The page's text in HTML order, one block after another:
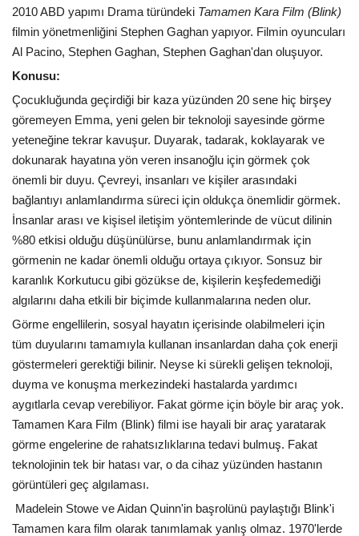
2010 ABD yapımı Drama türündeki Tamamen Kara Film (Blink)
filmin yönetmenliğini Stephen Gaghan yapıyor. Filmin oyuncuları
Al Pacino, Stephen Gaghan, Stephen Gaghan'dan oluşuyor.
Konusu:
Çocukluğunda geçirdiği bir kaza yüzünden 20 sene hiç birşey
göremeyen Emma, yeni gelen bir teknoloji sayesinde görme
yeteneğine tekrar kavuşur. Duyarak, tadarak, koklayarak ve
dokunarak hayatına yön veren insanoğlu için görmek çok
önemli bir duyu. Çevreyi, insanları ve kişiler arasındaki
bağlantıyı anlamlandırma süreci için oldukça önemlidir görmek.
İnsanlar arası ve kişisel iletişim yöntemlerinde de vücut dilinin
%80 etkisi olduğu düşünülürse, bunu anlamlandırmak için
görmenin ne kadar önemli olduğu ortaya çıkıyor. Sonsuz bir
karanlık Korkutucu gibi gözükse de, kişilerin keşfedemediği
algılarını daha etkili bir biçimde kullanmalarına neden olur.
Görme engellilerin, sosyal hayatın içerisinde olabilmeleri için
tüm duyularını tamamıyla kullanan insanlardan daha çok enerji
göstermeleri gerektiği bilinir. Neyse ki sürekli gelişen teknoloji,
duyma ve konuşma merkezindeki hastalarda yardımcı
aygıtlarla cevap verebiliyor. Fakat görme için böyle bir araç yok.
Tamamen Kara Film (Blink) filmi ise hayali bir araç yaratarak
görme engelerine de rahatsızlıklarına tedavi bulmuş. Fakat
teknolojinin tek bir hatası var, o da cihaz yüzünden hastanın
görüntüleri geç algılaması.
Madelein Stowe ve Aidan Quinn'in başrolünü paylaştığı Blink'i
Tamamen kara film olarak tanımlamak yanlış olmaz. 1970'lerde